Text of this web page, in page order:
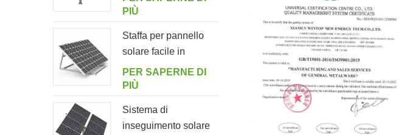
pannelli fotovoltaici
PIÙ
Staffa per pannello
solare facile in
alluminio regolabile
ad angolo per
giardino
PER SAPERNE DI
PIÙ
Sistema di
inseguimento solare